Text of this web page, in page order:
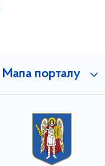
Мапа порталу